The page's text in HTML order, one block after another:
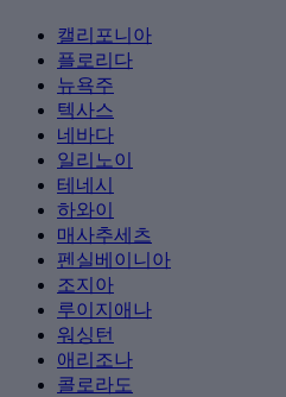
캘리포니아
플로리다
뉴욕주
텍사스
네바다
일리노이
테네시
하와이
매사추세츠
펜실베이니아
조지아
루이지애나
워싱턴
애리조나
콜로라도